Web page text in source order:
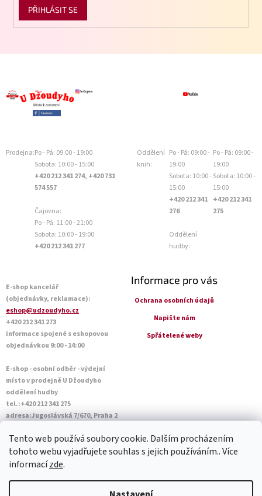
Tento web používá soubory cookie. Dalším procházením
tohoto webu vyjadřujete souhlas s jejich používáním.. Více
informacízde.
PŘIHLÁSIT SE
Prodejna:Po - Pá: 09:00 - 19:00
Sobota: 10:00 - 15:00
+420 212 341 274, +420 731
574 557
Čajovna:
Po - Pá: 11:00 - 21:00
Sobota: 10:00 - 19:00
+420 212 341 277
Oddělení
knih:
Po - Pá: 09:00 -
19:00
Sobota: 10:00 -
15:00
+420 212 341
276
Oddělení
hudby:
Po - Pá: 09:00 -
19:00
Sobota: 10:00 -
15:00
+420 212 341
275
E-shop kancelář
(objednávky, reklamace):
eshop@udzoudyho.cz
+420 212 341 273
informace spojené s eshopovou
objednávkou 9:00 - 14:00
E-shop - osobní odběr - výdejní
místo v prodejně U Džoudyho
oddělení hudby
tel.:+420 212 341 275
adresa:Jugoslávská 7/670, Praha 2
Sobota: 10:00 - 14:45
Informace pro vás
Ochrana osobních údajů
Napište nám
Spřátelené weby